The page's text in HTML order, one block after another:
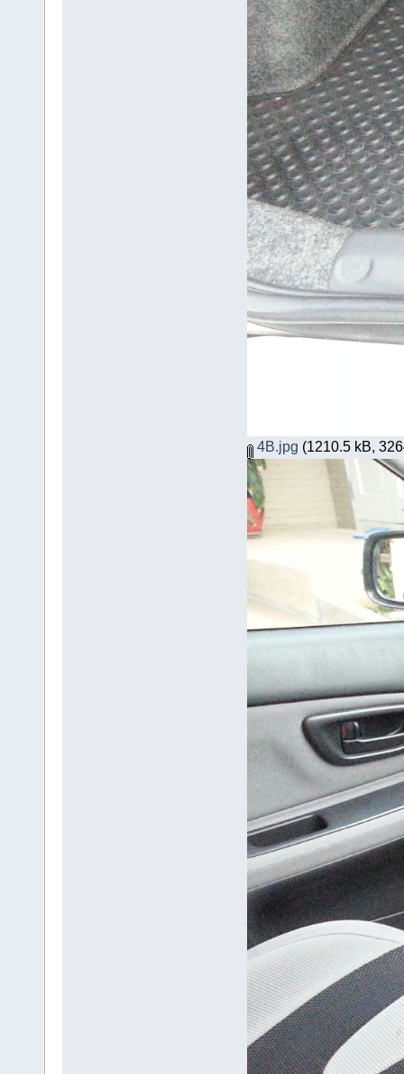
4B.jpg (1210.5 kB,